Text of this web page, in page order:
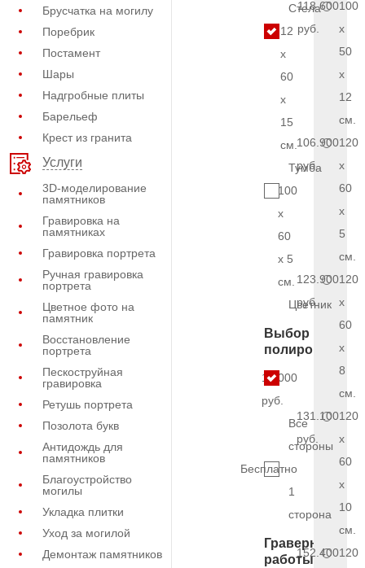
Брусчатка на могилу
Поребрик
Постамент
Шары
Надгробные плиты
Барельеф
Крест из гранита
Услуги
3D-моделирование
памятников
Гравировка на
памятниках
Гравировка портрета
Ручная гравировка
портрета
Цветное фото на
памятник
Восстановление
портрета
Пескоструйная
гравировка
Ретушь портрета
Позолота букв
Антидождь для
памятников
Благоустройство
могилы
Укладка плитки
Уход за могилой
Демонтаж памятников
Стела
12
x
60
x
15
см.
Тумба
100
x
60
x 5
см.
Цветник
Выбор
полировки
13.000
руб.
Все
стороны
Бесплатно
1
сторона
Граверные
работы
118.600
руб.
100
x
50
x
12
см.
106.900
руб.
120
x
60
x
5
см.
123.900
руб.
120
x
60
x
8
см.
131.100
руб.
120
x
60
x
10
см.
152.400120